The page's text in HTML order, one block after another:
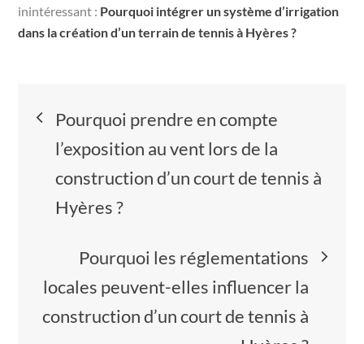
inintéressant : Pourquoi intégrer un système d’irrigation
dans la création d’un terrain de tennis à Hyères ?
Navigation
de
l’article
Pourquoi prendre en compte
l’exposition au vent lors de la
construction d’un court de tennis à
Hyères ?
Pourquoi les réglementations
locales peuvent-elles influencer la
construction d’un court de tennis à